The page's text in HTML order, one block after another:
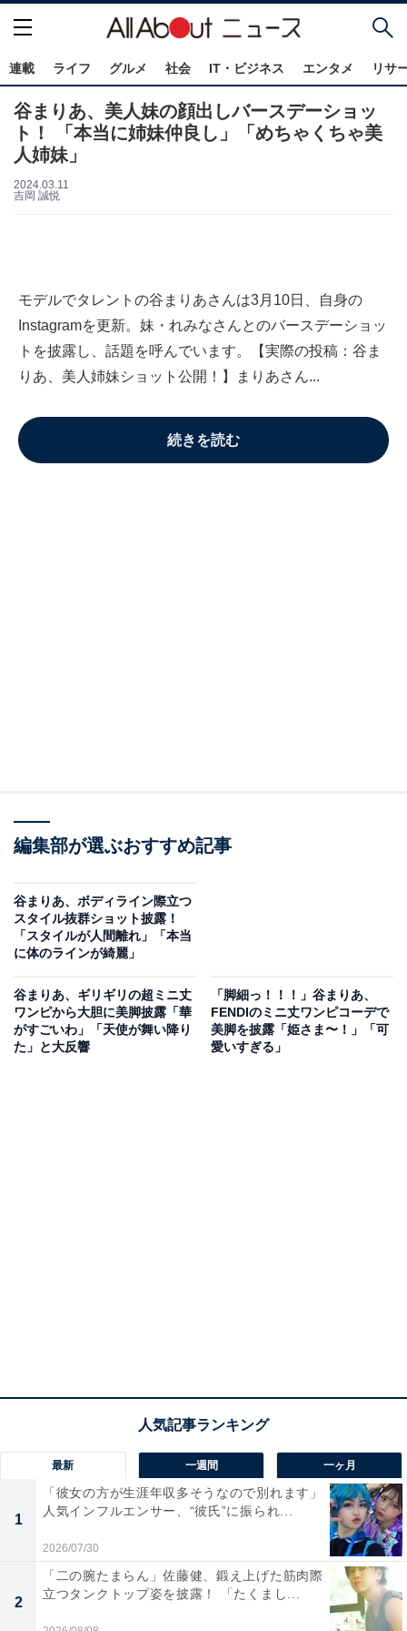
連載 ライフ グルメ 社会 IT・ビジネス エンタメ リサ
谷まりあ、美人妹の顔出しバースデーショッ
ト！ 「本当に姉妹仲良し」「めちゃくちゃ美
人姉妹」
2024.03.11
吉岡 誠悦
モデルでタレントの谷まりあさんは3月10日、自身の
Instagramを更新。妹・れみなさんとのバースデーショッ
トを披露し、話題を呼んでいます。【実際の投稿：谷ま
りあ、美人姉妹ショット公開！】まりあさん...
続きを読む
編集部が選ぶおすすめ記事
谷まりあ、ボディライン際立つ
スタイル抜群ショット披露！
「スタイルが人間離れ」「本当
に体のラインが綺麗」
谷まりあ、ギリギリの超ミニ丈
ワンピから大胆に美脚披露「華
がすごいわ」「天使が舞い降り
た」と大反響
「脚細っ！！！」谷まりあ、
FENDIのミニ丈ワンピコーデで
美脚を披露「姫さま〜！」「可
愛いすぎる」
最新 一週間 一ヶ月
1
「彼女の方が生涯年収多そうなので別れます」
人気インフルエンサー、“彼氏”に振られ...
2026/07/30
2
「二の腕たまらん」佐藤健、鍛え上げた筋肉際
立つタンクトップ姿を披露！ 「たくまし...